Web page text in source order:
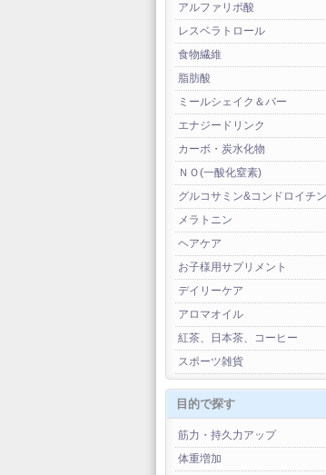
アルファリポ酸
レスベラトロール
食物繊維
脂肪酸
ミールシェイク＆バー
エナジードリンク
カーボ・炭水化物
ＮＯ(一酸化窒素)
グルコサミン&コンドロイチン
メラトニン
ヘアケア
お子様用サプリメント
デイリーケア
アロマオイル
紅茶、日本茶、コーヒー
スポーツ雑貨
目的で探す
筋力・持久力アップ
体重増加